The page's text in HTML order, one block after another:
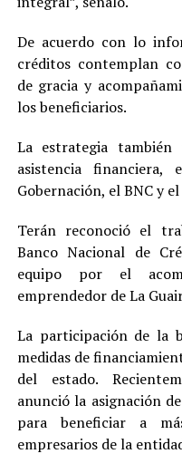
De acuerdo con lo
créditos contemplan
de gracia y
los beneficiarios.
La estrategia también
asistencia
Gobernación, el BNC y
Terán reconoció el
Banco Nacional de
equipo por el
emprendedor de La
La participación de la
medidas de
del estado.
anunció la asignación
para beneficiar a
empresarios de la